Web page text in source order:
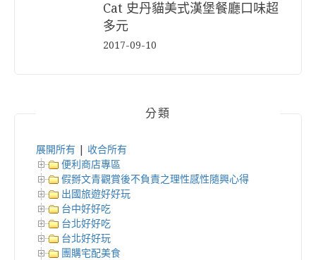
Cat 史丹貓美式漢堡餐廳口味超
多元
2017-09-10
分類
展開所有
收合所有
便利商店專區
假掰文青觀賞後不負責之理性感性隨興心得
出國旅遊好好玩
台中好好吃
台北好好吃
台北好好玩
團購宅配美食